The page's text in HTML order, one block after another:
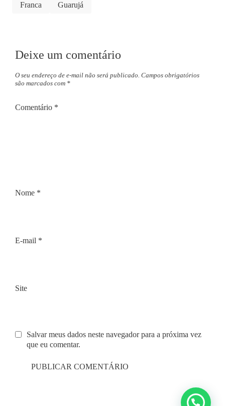
Franca
Guarujá
Deixe um comentário
O seu endereço de e-mail não será publicado. Campos obrigatórios
são marcados com *
Comentário *
Nome *
E-mail *
Site
Salvar meus dados neste navegador para a próxima vez
que eu comentar.